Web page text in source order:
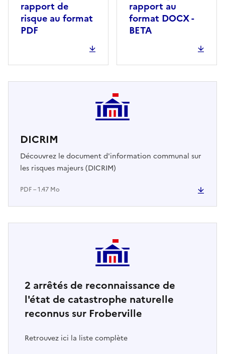
rapport de
risque au format
PDF
rapport au
format DOCX -
BETA
DICRIM
PDF – 1.47 Mo
Découvrez le document d'information communal sur
les risques majeurs (DICRIM)
2 arrêtés de reconnaissance de
l'état de catastrophe naturelle
reconnus sur Froberville
Retrouvez ici la liste complète